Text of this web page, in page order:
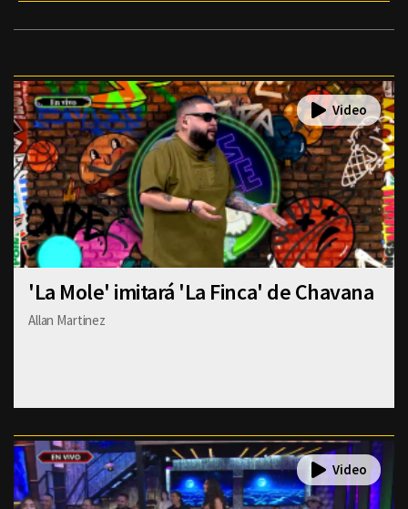
'La Mole' imitará 'La Finca' de Chavana
Allan Martinez